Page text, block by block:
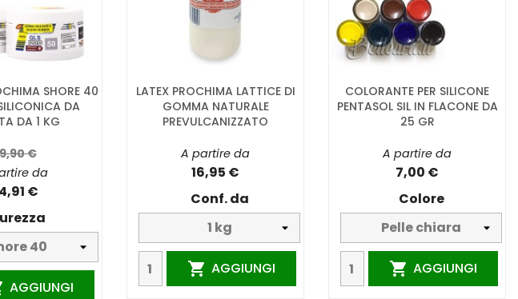
SHORE 40
DA
DA 1 KG
€
da
€
AGGIUNGI
LATEX PROCHIMA LATTICE DI
GOMMA NATURALE
PREVULCANIZZATO
A partire da
16,95 €
Conf. da
 AGGIUNGI
COLORANTE PER SILICONE
PENTASOL SIL IN FLACONE DA
25 GR
A partire da
7,00 €
Colore
 AGGIUNGI